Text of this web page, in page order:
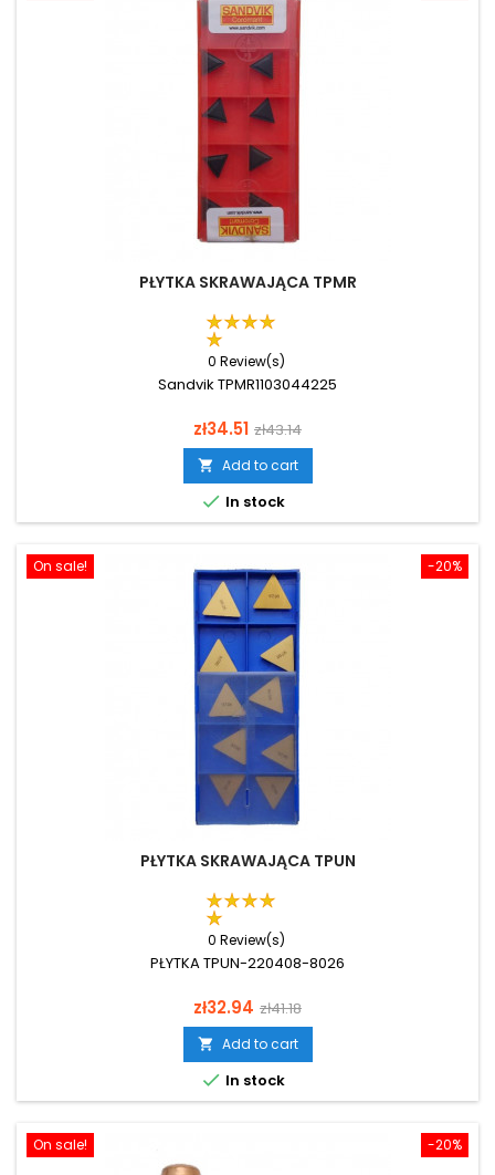
PŁYTKA SKRAWAJĄCA TPMR
0 Review(s)
Sandvik TPMR1103044225
Price
zł34.51 Regular
price
zł43.14
 Add to cart
 In stock
-20%
On sale!
PŁYTKA SKRAWAJĄCA TPUN
0 Review(s)
PŁYTKA TPUN-220408-8026
Price
zł32.94 Regular
price
zł41.18
 Add to cart
 In stock
-20%
On sale!